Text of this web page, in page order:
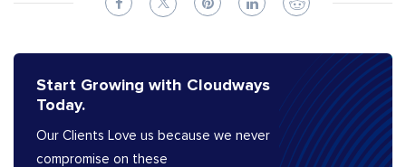
Start Growing with Cloudways
Today.
Our Clients Love us because we never
compromise on these